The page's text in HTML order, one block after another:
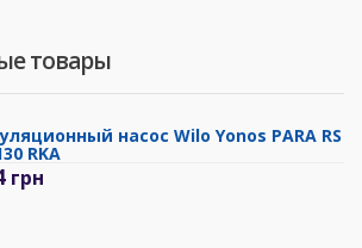
товары
насос Wilo Yonos PARA RS
RKA
грн